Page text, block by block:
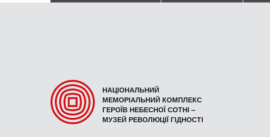
НАЦІОНАЛЬНИЙ
МЕМОРІАЛЬНИЙ КОМПЛЕКС
ГЕРОЇВ НЕБЕСНОЇ СОТНІ –
МУЗЕЙ РЕВОЛЮЦІЇ ГІДНОСТІ